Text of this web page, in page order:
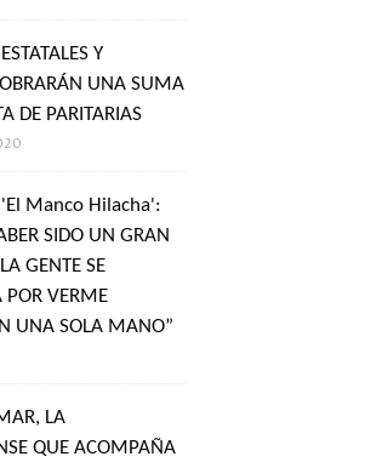
Y
UNA SUMA
DE PARITARIAS
Manco Hilacha':
SIDO UN GRAN
GENTE SE
VERME
UNA SOLA MANO”
LA
QUE ACOMPAÑA